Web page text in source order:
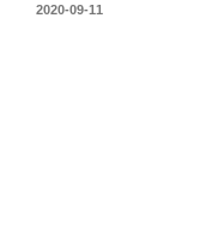
작
2020-09-11